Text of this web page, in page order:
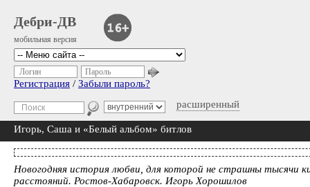
Дебри-ДВ
мобильная версия
расширенный
Логин Пароль
Регистрация / Забыли пароль?
Игорь, Саша и «Белый альбом» битлов
Новогодняя история любви, для которой не страшны тысячи
расстояний. Ростов-Хабаровск. Игорь Хорошилов